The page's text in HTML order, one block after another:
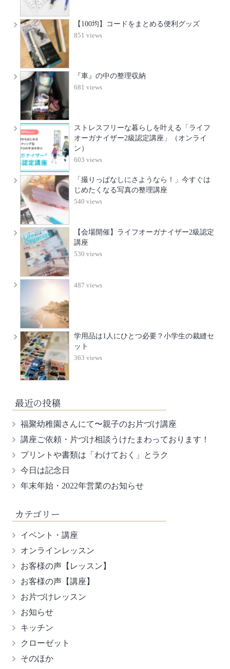
【100均】コードをまとめる便利グッズ
851 views
『車』の中の整理収納
681 views
ストレスフリーな暮らしを叶える「ライフ
オーガナイザー2級認定講座」（オンライ
ン）
603 views
「撮りっぱなしにさようなら！」今すぐは
じめたくなる写真の整理講座
540 views
【会場開催】ライフオーガナイザー2級認定
講座
530 views
487 views
学用品は1人にひとつ必要？小学生の裁縫セ
ット
363 views
最近の投稿
福聚幼稚園さんにて〜親子のお片づけ講座
講座ご依頼・片づけ相談うけたまわっております！
プリントや書類は「わけておく」とラク
今日は記念日
年末年始・2022年営業のお知らせ
カテゴリー
イベント・講座
オンラインレッスン
お客様の声【レッスン】
お客様の声【講座】
お片づけレッスン
お知らせ
キッチン
クローゼット
そのほか